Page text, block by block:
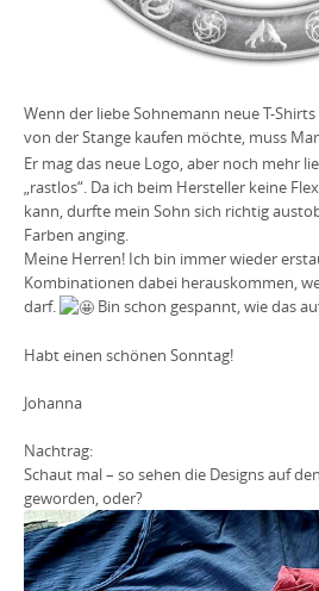
Wenn der liebe Sohnemann neue T-
von der Stange kaufen möchte, muss
Er mag das neue Logo, aber noch mehr
„rastlos“. Da ich beim Hersteller keine
kann, durfte mein Sohn sich richtig
Farben anging.
Meine Herren! Ich bin immer wieder
Kombinationen dabei herauskommen,
darf.
Bin schon gespannt, wie das
Habt einen schönen Sonntag!
Johanna
Nachtrag:
Schaut mal – so sehen die Designs auf
geworden, oder?